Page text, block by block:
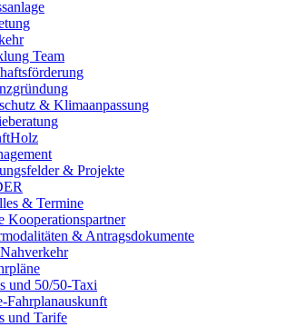
Team
& Klimaanpassung
& Projekte
& Termine
Kooperationspartner
& Antragsdokumente
und 50/50-Taxi
Fahrplanauskunft
und Tarife